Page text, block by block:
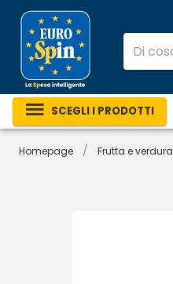
SCEGLI I PRODOTTI
Homepage / Frutta e verdura